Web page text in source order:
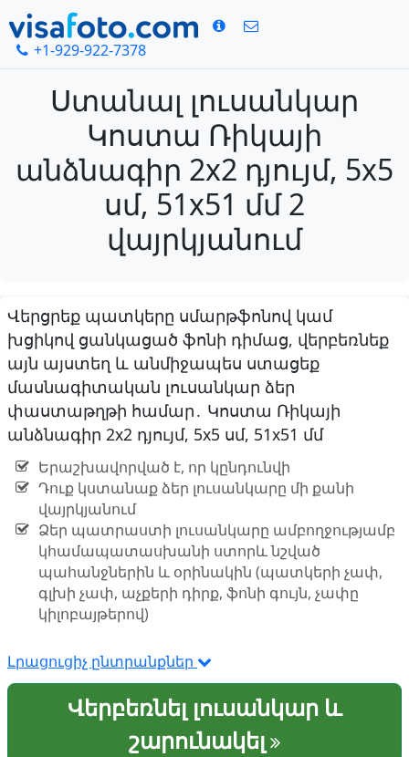
+1-929-922-7378
Ստանալ լուսանկար
Կոստա Ռիկայի
անձնագիր 2x2 դյույմ, 5x5
սմ, 51x51 մմ 2
վայրկյանում
Վերցրեք պատկերը սմարթֆոնով կամ
խցիկով ցանկացած ֆոնի դիմաց, վերբեռնեք
այն այստեղ և անմիջապես ստացեք
մասնագիտական լուսանկար ձեր
փաստաթղթի համար․ Կոստա Ռիկայի
անձնագիր 2x2 դյույմ, 5x5 սմ, 51x51 մմ
Երաշխավորված է, որ կընդունվի
Դուք կստանաք ձեր լուսանկարը մի քանի
վայրկյանում
Ձեր պատրաստի լուսանկարը ամբողջությամբ
կհամապատասխանի ստորև նշված
պահանջներին և օրինակին (պատկերի չափ,
գլխի չափ, աչքերի դիրք, ֆոնի գույն, չափը
կիլոբայթերով)
Լրացուցիչ ընտրանքներ
Վերբեռնել լուսանկար և
շարունակել